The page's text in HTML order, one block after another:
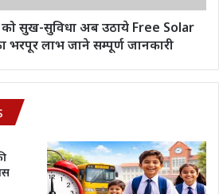
सुख-सुविधा अब उठाये Free Solar
भरपूर लाभ जाने सम्पूर्ण जानकारी